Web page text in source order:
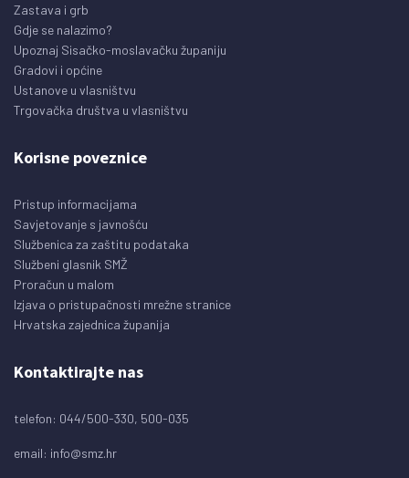
Zastava i grb
Gdje se nalazimo?
Upoznaj Sisačko-moslavačku županiju
Gradovi i općine
Ustanove u vlasništvu
Trgovačka društva u vlasništvu
Korisne poveznice
Pristup informacijama
Savjetovanje s javnošću
Službenica za zaštitu podataka
Službeni glasnik SMŽ
Proračun u malom
Izjava o pristupačnosti mrežne stranice
Hrvatska zajednica županija
Kontaktirajte nas
telefon: 044/500-330, 500-035
email: info@smz.hr